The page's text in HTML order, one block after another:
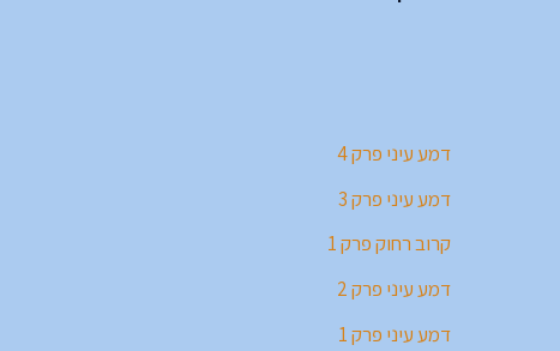
דמע עיני פרק 4
דמע עיני פרק 3
קרוב רחוק פרק 1
דמע עיני פרק 2
דמע עיני פרק 1